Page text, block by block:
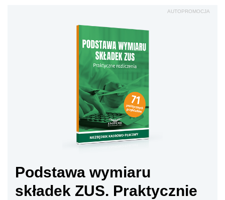
AUTOPROMOCJA
Podstawa wymiaru
składek ZUS. Praktycznie